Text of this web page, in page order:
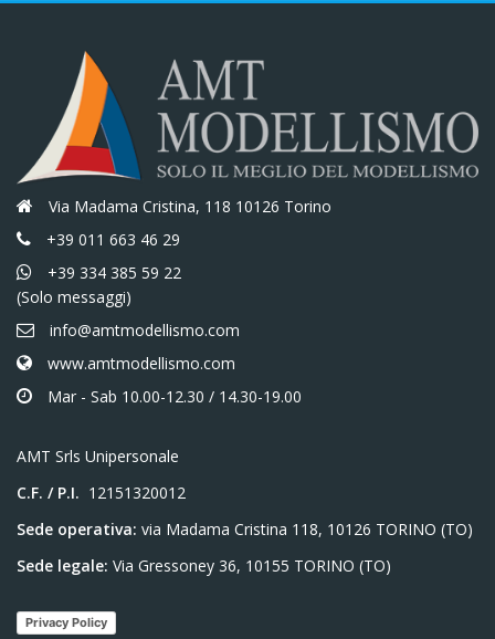
Via Madama Cristina, 118 10126 Torino
+39 011 663 46 29
+39 334 385 59 22
(Solo messaggi)
info@amtmodellismo.com
www.amtmodellismo.com
Mar - Sab 10.00-12.30 / 14.30-19.00
AMT Srls Unipersonale
C.F. / P.I. 12151320012
Sede operativa: via Madama Cristina 118, 10126 TORINO (TO)
Sede legale: Via Gressoney 36, 10155 TORINO (TO)
Privacy Policy